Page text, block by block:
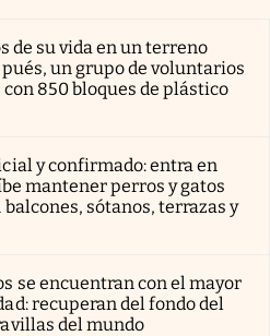
de su vida en un terreno
un grupo de voluntarios
850 bloques de plástico
y confirmado: entra en
mantener perros y gatos
sótanos, terrazas y
se encuentran con el mayor
recuperan del fondo del
del mundo